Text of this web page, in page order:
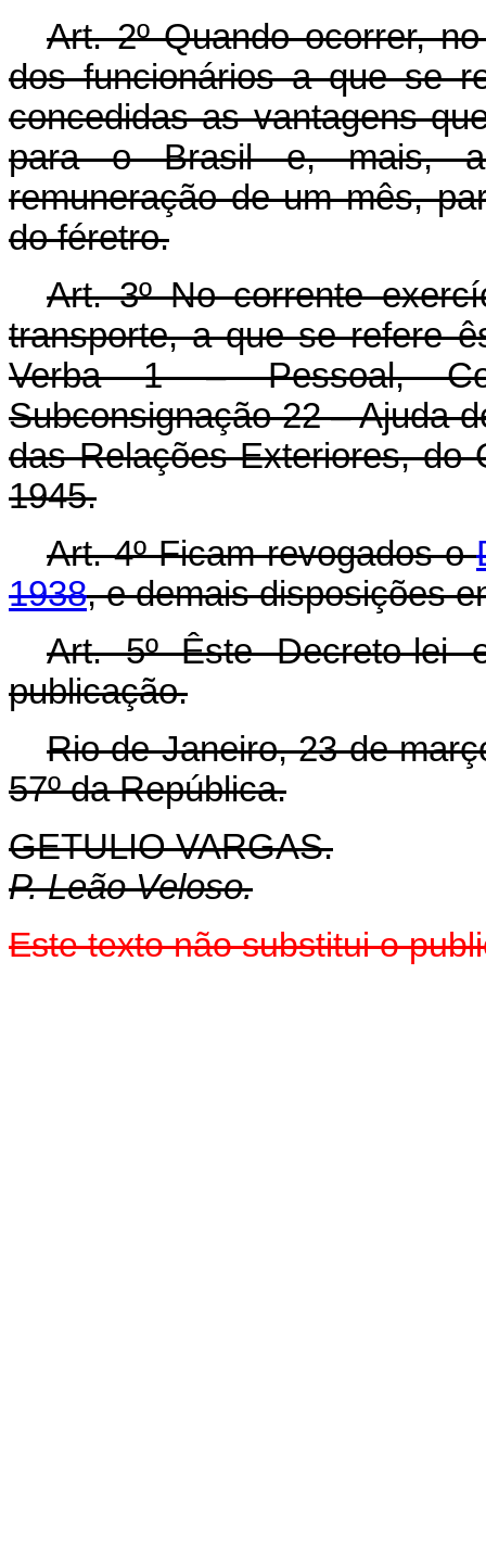
Art. 2º Quando ocorrer,
dos funcionários a que se
concedidas as vantagens
para o Brasil e, mais, a
remuneração de um mês,
do féretro.
Art. 3º No corrente
transporte, a que se refere
Verba 1 – Pessoal,
Subconsignação 22 – Ajuda
das Relações Exteriores, do
1945.
Art. 4º Ficam revogados o
1938, e demais disposições
Art. 5º Êste Decreto-lei
publicação.
Rio de Janeiro, 23 de
57º da República.
GETULIO VARGAS.
P. Leão Veloso.
Este texto não substitui o